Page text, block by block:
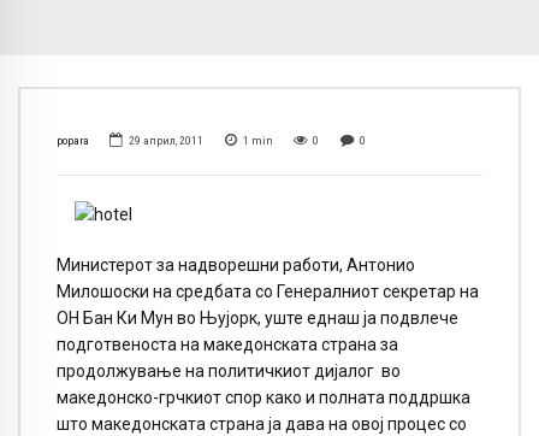
popara 29 април, 2011 1 min 0 0
Министерот за надворешни работи, Антонио
Милошоски на средбата со Генералниот секретар на
ОН Бан Ки Мун во Њујорк, уште еднаш ја подвлече
подготвеноста на македонската страна за
продолжување на политичкиот дијалог во
македонско-грчкиот спор како и полната поддршка
што македонската страна ја дава на овој процес со